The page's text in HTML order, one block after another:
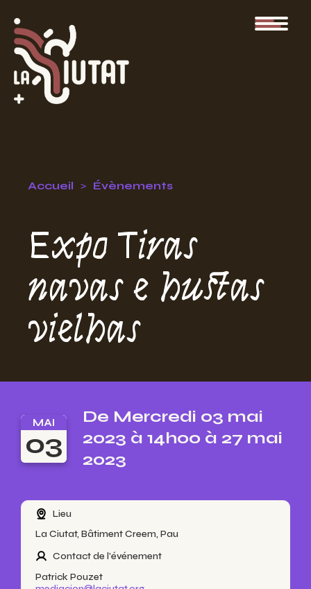
Accueil Évènements
Expo Tiras
navas e hustas
vielhas
MAI
03
De Mercredi 03 mai
2023 à 14h00 à 27 mai
2023
Lieu
La Ciutat, Bâtiment Creem, Pau
Contact de l'événement
Patrick Pouzet